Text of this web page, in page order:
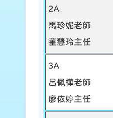
2A
馬珍妮老師
董慧玲主任
3A
呂佩樺老師
廖依婷主任